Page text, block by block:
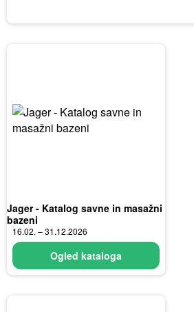
Jager - Katalog savne in masažni
bazeni
16.02. – 31.12.2026
Ogled kataloga